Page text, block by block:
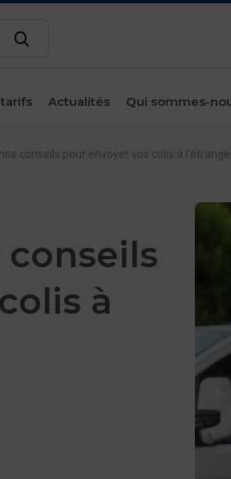
Rechercher
menuActualités Qui sommes-
conseils pour envoyer vos colis à
conseils
à